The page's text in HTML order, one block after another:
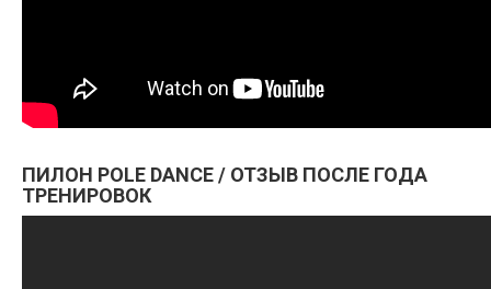
ПИЛОН POLE DANCE / ОТЗЫВ ПОСЛЕ ГОДА
ТРЕНИРОВОК